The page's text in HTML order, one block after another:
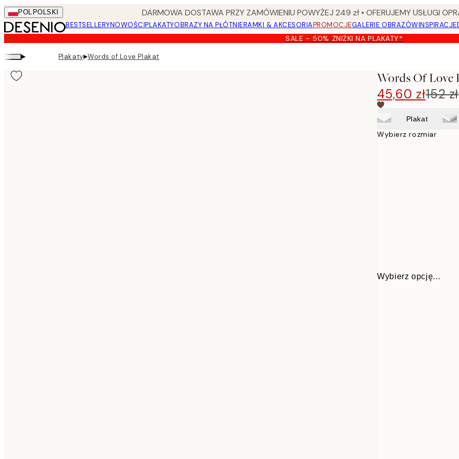
Skip
to
main
content.
POL POLSKI DARMOWA DOSTAWA PRZY ZAMÓWIENIU POWYŻEJ 249 zł • OFERUJEMY USŁUGI
BESTSELLERYNOWOŚCIPLAKATYOBRAZY NA PŁÓTNIERAMKI & AKCESORIAPROMOCJEGALERIE OBRAZÓWINSPIRACJE
SALE - 50% ZNIŻKI NA PLAKATY*
▸ Plakaty▸Words of Love Plakat
Words Of Love
45,60 zł152 zł
Plakat
Wybierz rozmiar
Wybierz opcję...